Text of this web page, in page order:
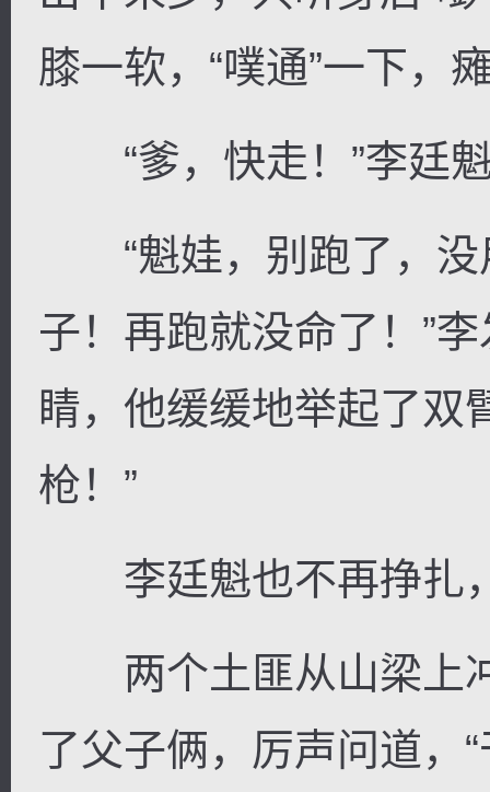
膝一软，“噗通”一下，
“爹，快走！”李廷魁
“魁娃，别跑了，没
子！再跑就没命了！”
睛，他缓缓地举起了双
枪！”
李廷魁也不再挣扎
两个土匪从山梁上
了父子俩，厉声问道，“